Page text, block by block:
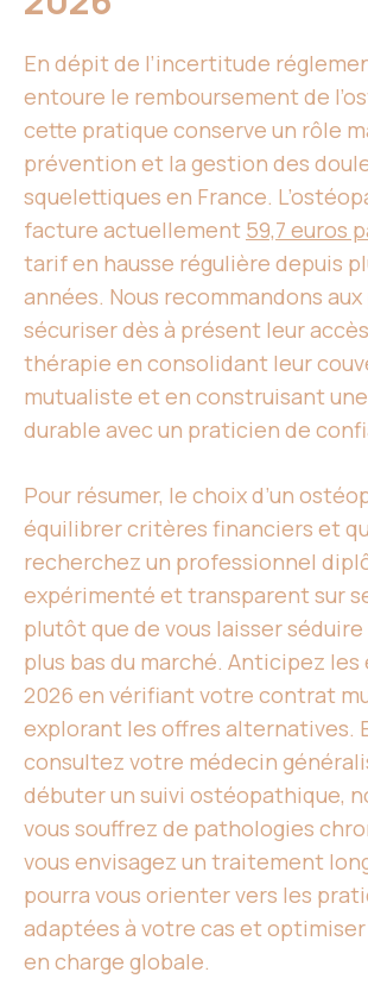
En dépit de l’incertitude
entoure le remboursement de
cette pratique conserve un rôle
prévention et la gestion des
squelettiques en France.
facture actuellement 59,7 euros
tarif en hausse régulière depuis
années. Nous recommandons
sécuriser dès à présent leur
thérapie en consolidant leur
mutualiste et en construisant
durable avec un praticien de
Pour résumer, le choix d’un
équilibrer critères financiers et
recherchez un professionnel
expérimenté et transparent sur
plutôt que de vous laisser
plus bas du marché. Anticipez
2026 en vérifiant votre contrat
explorant les offres alternatives.
consultez votre médecin
débuter un suivi ostéopathique,
vous souffrez de pathologies
vous envisagez un traitement
pourra vous orienter vers les
adaptées à votre cas et
en charge globale.